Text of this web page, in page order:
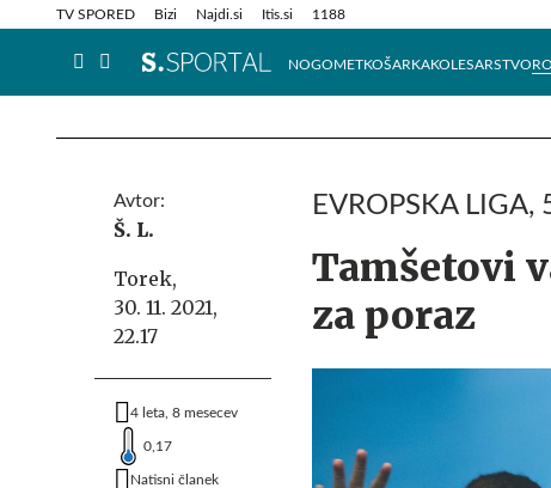
TV SPORED Bizi Najdi.si Itis.si 1188
NOGOMETKOŠARKAKOLESARSTVO
Info in obvestila Tehnik
Avtor:
Š. L.
Torek,
30. 11. 2021,
22.17
4 leta, 8 mesecev
0,17
Natisni članek
EVROPSKA LIGA,
Tamšetovi
za poraz